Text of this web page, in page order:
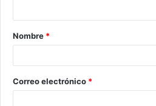
Nombre *
Correo electrónico *